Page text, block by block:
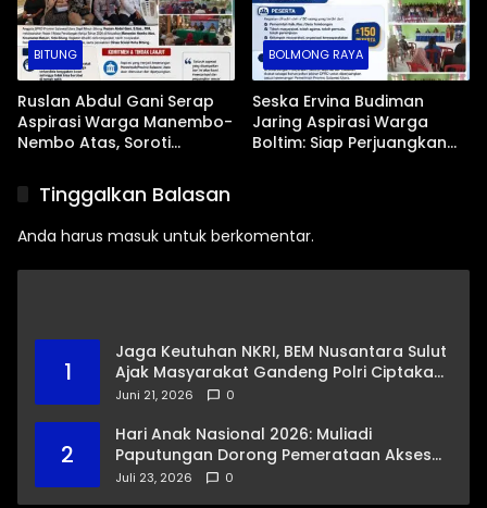
BITUNG
Ruslan Abdul Gani Serap
Aspirasi Warga Manembo-
Nembo Atas, Soroti
Usulan Pemekaran
Kelurahan
BOLMONG RAYA
Seska Ervina Budiman
Jaring Aspirasi Warga
Boltim: Siap Perjuangkan
Tinggalkan Balasan
Anda harus masuk untuk berkomentar.
1
Jaga Keutuhan NKRI, BEM Nusantara Sulut
Ajak Masyarakat Gandeng Polri Ciptakan
Kamtibmas Kondusif
Juni 21, 2026 0
2
Hari Anak Nasional 2026: Muliadi
Paputungan Dorong Pemerataan Akses
Pendidikan dan Proteksi Digital Anak Sulut
Juli 23, 2026 0